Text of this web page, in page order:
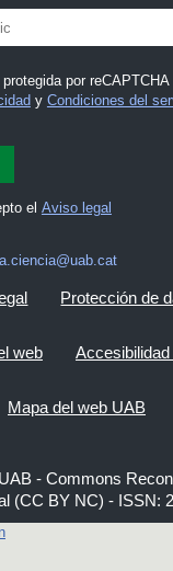
por
y Condiciones del
el Aviso legal
Protección de
web
Mapa del web UAB
- Commons
(CC BY NC) - ISSN: